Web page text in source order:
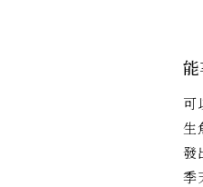
能
可
生
發
季